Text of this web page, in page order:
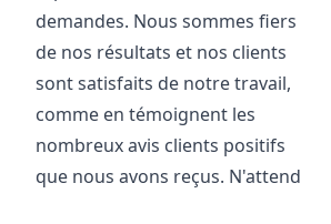
demandes. Nous sommes fiers
de nos résultats et nos clients
sont satisfaits de notre travail,
comme en témoignent les
nombreux avis clients positifs
que nous avons reçus. N'attend